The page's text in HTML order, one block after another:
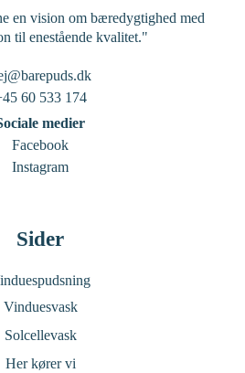
en vision om bæredygtighed med
til enestående kvalitet."
60 533 174
medier
Facebook
Instagram
Sider
Vinduesvask
Solcellevask
Her kører vi